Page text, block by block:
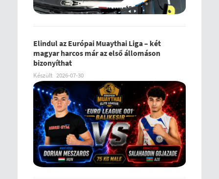
Elindul az Európai Muaythai Liga – két
magyar harcos már az első állomáson
bizonyíthat
Készült 2026-07-30